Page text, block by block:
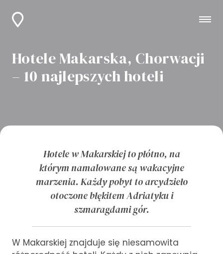
Hotele Makarska, Chorwacji
– 10 najlepszych hoteli
Hotele w Makarskiej to płótno, na
którym namalowane są wakacyjne
marzenia. Każdy pobyt to arcydzieło
otoczone błękitem Adriatyku i
szmaragdami gór.
W Makarskiej znajduje się niesamowita